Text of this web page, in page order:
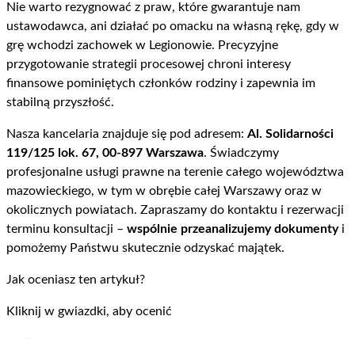
Nie warto rezygnować z praw, które gwarantuje nam
ustawodawca, ani działać po omacku na własną rękę, gdy w
grę wchodzi zachowek w Legionowie. Precyzyjne
przygotowanie strategii procesowej chroni interesy
finansowe pominiętych członków rodziny i zapewnia im
stabilną przyszłość.
Nasza kancelaria znajduje się pod adresem: Al. Solidarności
119/125 lok. 67, 00-897 Warszawa. Świadczymy
profesjonalne usługi prawne na terenie całego województwa
mazowieckiego, w tym w obrębie całej Warszawy oraz w
okolicznych powiatach. Zapraszamy do kontaktu i rezerwacji
terminu konsultacji – wspólnie przeanalizujemy dokumentyi
pomożemy Państwu skutecznie odzyskać majątek.
Jak oceniasz ten artykuł?
Kliknij w gwiazdki, aby ocenić